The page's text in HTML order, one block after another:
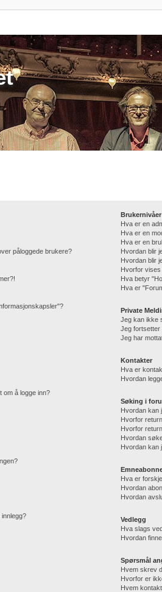
påloggede brukere?
om å logge inn?
Hva er en
Hva er en
Hva er en
Hvordan blir
Hvordan blir
Hvorfor vises
Hva betyr
Hva er
Private
Jeg kan ikke
Jeg fortsetter
Jeg har
Kontakter
Hva er
Hvordan
Søking i
Hvordan kan
Hvorfor
Hvorfor
Hvordan
Hvordan kan
Hva er
Hvordan
Hvordan
Vedlegg
Hva slags
Hvordan
Spørsmål
Hvem skrev
Hvorfor er
Hvem